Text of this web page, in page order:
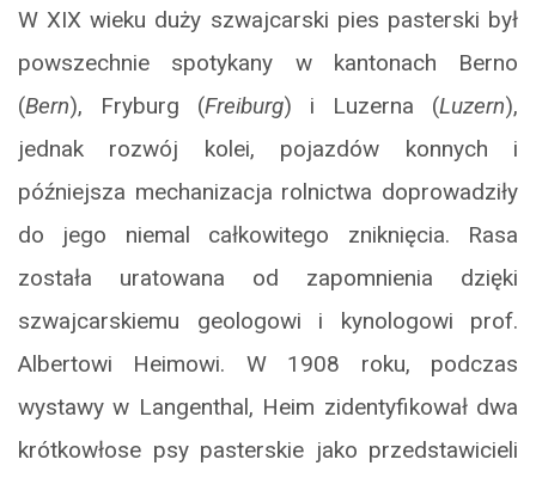
W XIX wieku duży szwajcarski pies pasterski był
powszechnie spotykany w kantonach Berno
(Bern), Fryburg (Freiburg) i Luzerna (Luzern),
jednak rozwój kolei, pojazdów konnych i
późniejsza mechanizacja rolnictwa doprowadziły
do jego niemal całkowitego zniknięcia. Rasa
została uratowana od zapomnienia dzięki
szwajcarskiemu geologowi i kynologowi prof.
Albertowi Heimowi. W 1908 roku, podczas
wystawy w Langenthal, Heim zidentyfikował dwa
krótkowłose psy pasterskie jako przedstawicieli